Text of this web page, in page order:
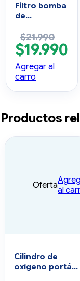
Filtro bomba
de
10 unidades
$21.990
El
precio
original
era:
$19.990
Agregar al
carro
Productos
Ofertaal
Cilindro de
oxígeno portátil